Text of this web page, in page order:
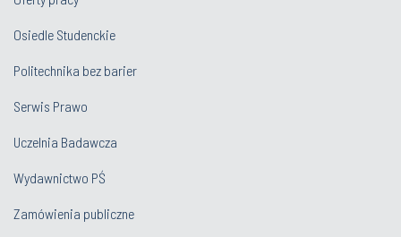
Osiedle Studenckie
Politechnika bez barier
Serwis Prawo
Uczelnia Badawcza
Wydawnictwo PŚ
Zamówienia publiczne